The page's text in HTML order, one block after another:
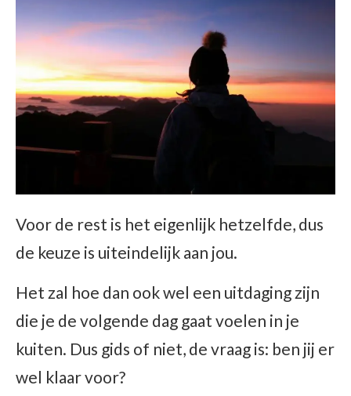
Voor de rest is het eigenlijk hetzelfde, dus
de keuze is uiteindelijk aan jou.
Het zal hoe dan ook wel een uitdaging zijn
die je de volgende dag gaat voelen in je
kuiten. Dus gids of niet, de vraag is: ben jij er
wel klaar voor?